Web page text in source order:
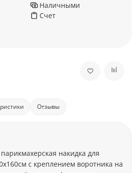
Наличными
Счет
Отзывы
накидка для
с креплением воротника на